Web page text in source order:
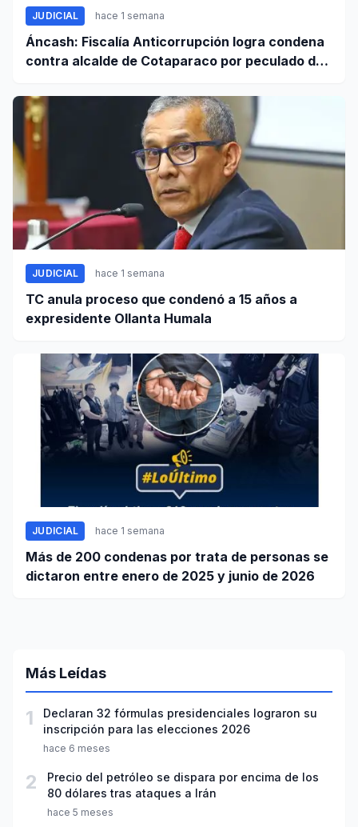
JUDICIAL hace 1 semana
Áncash: Fiscalía Anticorrupción logra condena
contra alcalde de Cotaparaco por peculado de
JUDICIAL hace 1 semana
TC anula proceso que condenó a 15 años a
expresidente Ollanta Humala
JUDICIAL hace 1 semana
Más de 200 condenas por trata de personas se
dictaron entre enero de 2025 y junio de 2026
Más Leídas
1
Declaran 32 fórmulas presidenciales lograron su
inscripción para las elecciones 2026
hace 6 meses
2
Precio del petróleo se dispara por encima de los
80 dólares tras ataques a Irán
hace 5 meses